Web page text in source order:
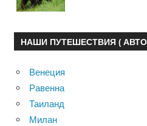
НАШИ ПУТЕШЕСТВИЯ (
Венеция
Равенна
Таиланд
Милан